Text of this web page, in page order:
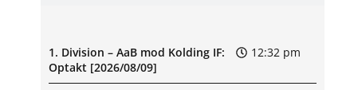
1. Division – AaB mod Kolding IF:
Optakt [2026/08/09]
12:32 pm